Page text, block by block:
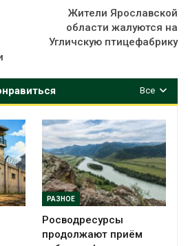
Жители Ярославской
области жалуются на
Угличскую птицефабрику
Все
РАЗНОЕ
Росводресурсы
продолжают приём